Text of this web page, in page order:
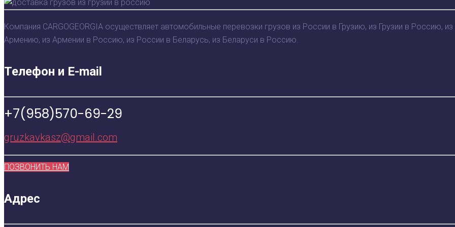
Компания CARGOGEORGIA осуществляет автомобильные перевозки грузов из России в Грузию, из Грузии в Россию,
Армению, из Армении в Россию, из России в Беларусь, из Беларуси в Россию.
Телефон и E-mail
+7(958)570-69-29
gruzkavkasz@gmail.com
ПОЗВОНИТЬ НАМ
Адрес